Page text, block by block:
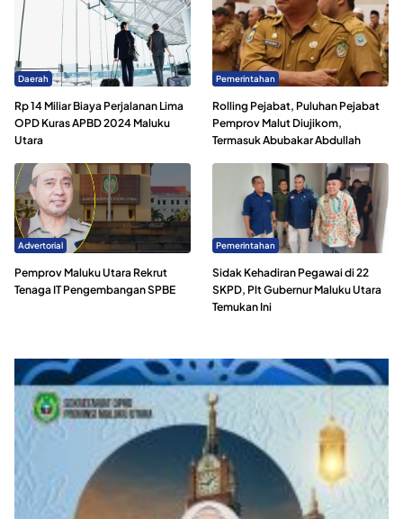
Daerah
Rp 14 Miliar Biaya Perjalanan Lima
OPD Kuras APBD 2024 Maluku
Utara
Pemerintahan
Rolling Pejabat, Puluhan Pejabat
Pemprov Malut Diujikom,
Termasuk Abubakar Abdullah
Advertorial
Pemprov Maluku Utara Rekrut
Tenaga IT Pengembangan SPBE
Pemerintahan
Sidak Kehadiran Pegawai di 22
SKPD, Plt Gubernur Maluku Utara
Temukan Ini